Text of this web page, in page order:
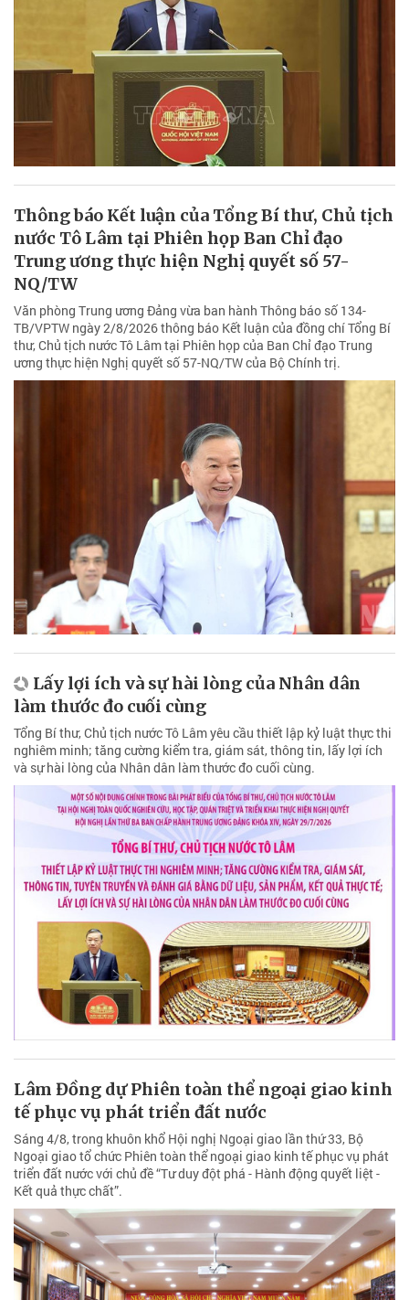
Thông báo Kết luận của Tổng Bí thư, Chủ tịch
nước Tô Lâm tại Phiên họp Ban Chỉ đạo
Trung ương thực hiện Nghị quyết số 57-
NQ/TW
Văn phòng Trung ương Đảng vừa ban hành Thông báo số 134-
TB/VPTW ngày 2/8/2026 thông báo Kết luận của đồng chí Tổng Bí
thư, Chủ tịch nước Tô Lâm tại Phiên họp của Ban Chỉ đạo Trung
ương thực hiện Nghị quyết số 57-NQ/TW của Bộ Chính trị.
Lấy lợi ích và sự hài lòng của Nhân dân
làm thước đo cuối cùng
Tổng Bí thư, Chủ tịch nước Tô Lâm yêu cầu thiết lập kỷ luật thực thi
nghiêm minh; tăng cường kiểm tra, giám sát, thông tin, lấy lợi ích
và sự hài lòng của Nhân dân làm thước đo cuối cùng.
Lâm Đồng dự Phiên toàn thể ngoại giao kinh
tế phục vụ phát triển đất nước
Sáng 4/8, trong khuôn khổ Hội nghị Ngoại giao lần thứ 33, Bộ
Ngoại giao tổ chức Phiên toàn thể ngoại giao kinh tế phục vụ phát
triển đất nước với chủ đề “Tư duy đột phá - Hành động quyết liệt -
Kết quả thực chất”.